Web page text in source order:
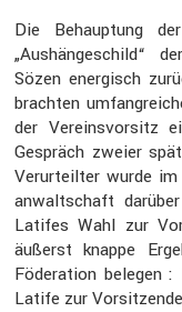
Die Behaup­tung
„Aushän­ge­schild“
Sözen energisch
brachten
der Vereins­vor­sitz
Gespräch zweier
Verur­teilter wurde
an­walt­schaft
Latifes Wahl zur
äußerst knappe
Födera­tion belegen
Latife zur